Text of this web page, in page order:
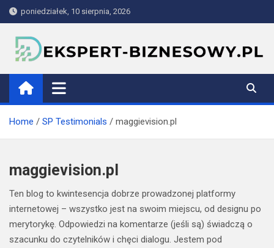
Skip
to
content
poniedziałek, 10 sierpnia, 2026
ekspert-biznesowy.pl
Home SP Testimonials maggievision.pl
maggievision.pl
Ten blog to kwintesencja dobrze prowadzonej platformy
internetowej – wszystko jest na swoim miejscu, od designu po
merytorykę. Odpowiedzi na komentarze (jeśli są) świadczą o
szacunku do czytelników i chęci dialogu. Jestem pod